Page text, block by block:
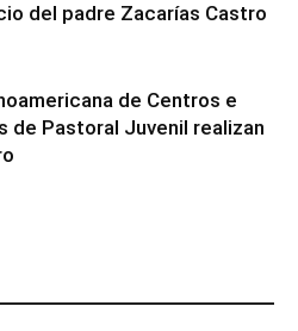
del padre Zacarías Castro
de Centros e
de Pastoral Juvenil realizan